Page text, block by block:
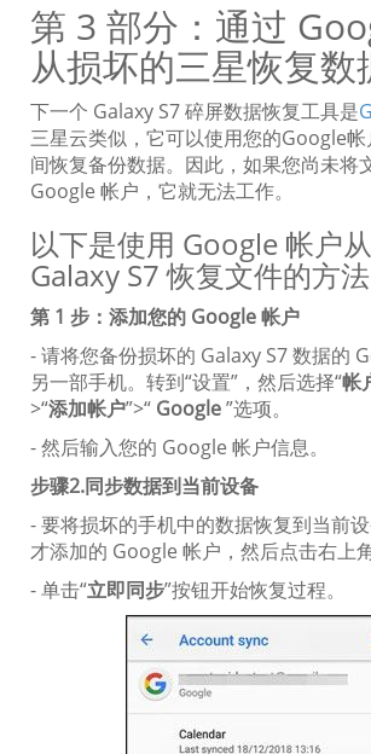
第 3 部分：通过
从损坏的三星恢复数
下一个 Galaxy S7 碎屏数据恢复工具是
三星云类似，它可以使用您的Google
间恢复备份数据。因此，如果您尚未将
Google 帐户，它就无法工作。
以下是使用 Google 帐户
Galaxy S7 恢复文件的方法
第 1 步：添加您的 Google 帐户
- 请将您备份损坏的 Galaxy S7 数据的
另一部手机。转到“设置”，然后选择“帐
>“添加帐户”>“ Google”选项。
- 然后输入您的 Google 帐户信息。
步骤2.同步数据到当前设备
- 要将损坏的手机中的数据恢复到当前
才添加的 Google 帐户，然后点击右上
- 单击“立即同步”按钮开始恢复过程。